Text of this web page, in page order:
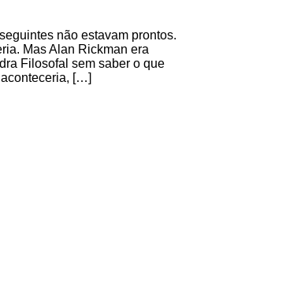
não estavam prontos.
Mas Alan Rickman era
Filosofal sem saber o que
[…]